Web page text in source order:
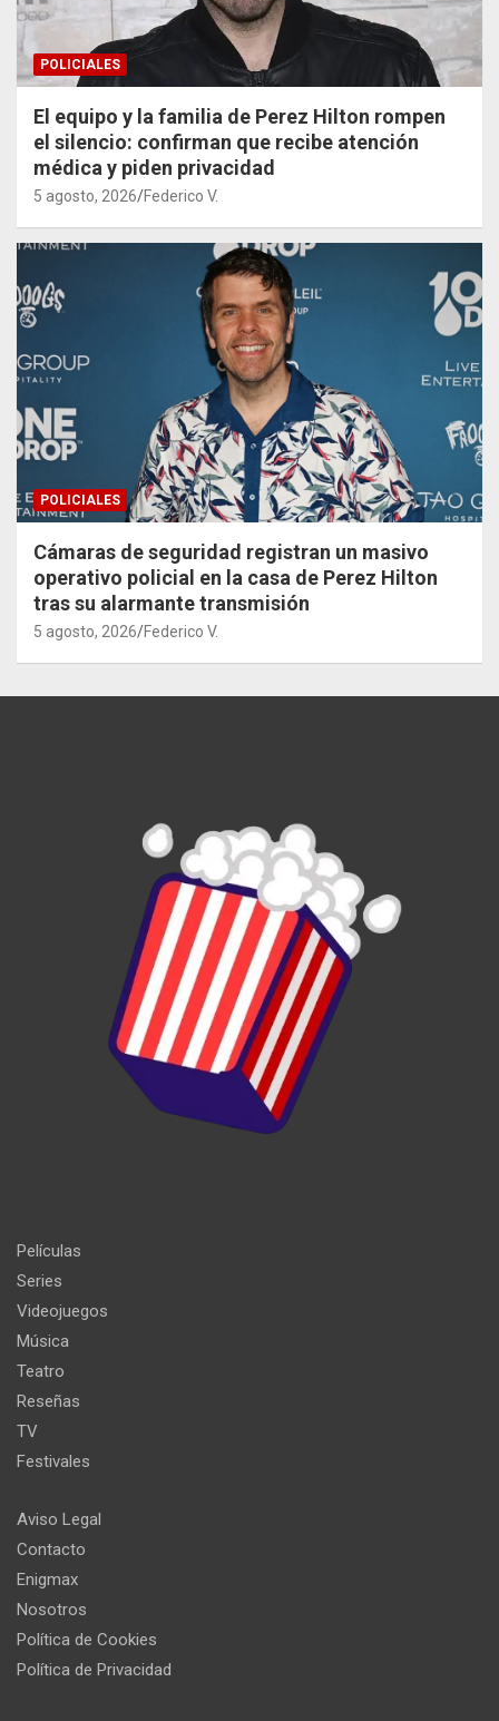
POLICIALES
El equipo y la familia de Perez Hilton rompen
el silencio: confirman que recibe atención
médica y piden privacidad
5 agosto, 2026 Federico V.
POLICIALES
Cámaras de seguridad registran un masivo
operativo policial en la casa de Perez Hilton
tras su alarmante transmisión
5 agosto, 2026 Federico V.
Películas
Series
Videojuegos
Música
Teatro
Reseñas
TV
Festivales
Aviso Legal
Contacto
Enigmax
Nosotros
Política de Cookies
Política de Privacidad